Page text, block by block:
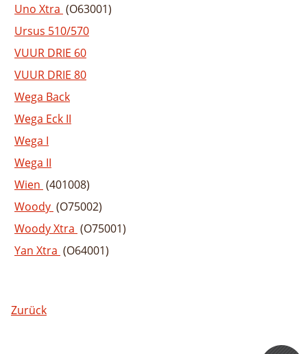
Uno Xtra (O63001)
Ursus 510/570
VUUR DRIE 60
VUUR DRIE 80
Wega Back
Wega Eck II
Wega I
Wega II
Wien (401008)
Woody (O75002)
Woody Xtra (O75001)
Yan Xtra (O64001)
Zurück